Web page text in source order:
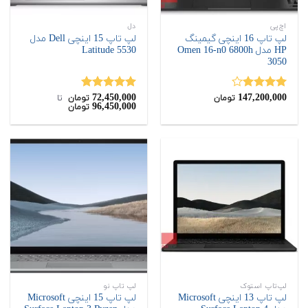
اچ‌پی
لپ تاپ 16 اینچی گیمینگ
HP مدل Omen 16-n0 6800h
3050
نمره
147,200,000 تومان
دل
لپ تاپ 15 اینچی Dell مدل
Latitude 5530
نمره5.00
از 5
72,450,000 تومان ‌ تا ‌
96,450,000 تومان
لپ‌تاپ استوک
لپ تاپ 13 اینچی Microsoft
لپ تاپ نو
لپ تاپ 15 اینچی Microsoft